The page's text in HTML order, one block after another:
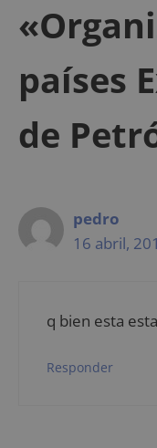
países
de
pedro
16 abril,
q bien esta
Responder